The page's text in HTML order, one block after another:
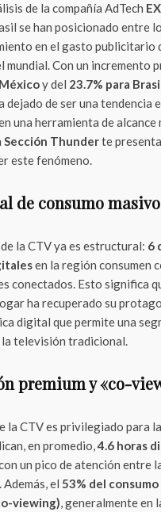
de la compañía AdTech
se han posicionado entre
en el gasto publicitario
mundial. Con un incremento
y del 23.7% para
dejado de ser una tendencia
una herramienta de alcance
Sección Thunderte
este fenómeno.
de consumo masivo
la CTV ya es estructural: 6
en la región consumen
conectados. Esto significa
ha recuperado su
digital que permite una
la televisión tradicional.
premium y «co-
la CTV es privilegiado para
en promedio,4.6 horas
un pico de atención entre
el 53% del
viewing), generalmente en